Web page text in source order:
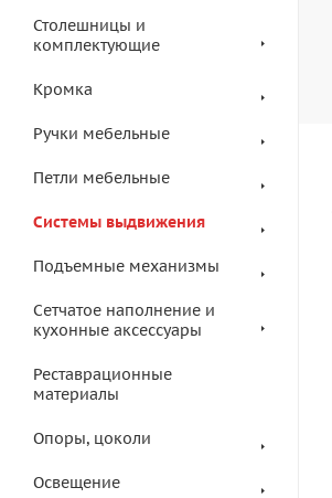
Столешницы и
комплектующие
Кромка
Ручки мебельные
Петли мебельные
Системы выдвижения
Подъемные механизмы
Сетчатое наполнение и
кухонные аксессуары
Реставрационные
материалы
Опоры, цоколи
Освещение